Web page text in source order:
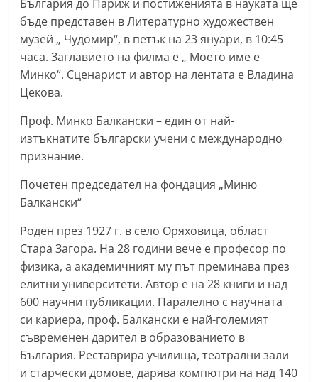
n
l
a
k
n
,
a
z
a
n
a
k
-
България до Париж и постиженията в науката ще
бъде представен в Литературно художествен
музей „ Чудомир“, в петък на 23 януари, в 10:45
часа. Заглавието на филма е „ Моето име е
Минко“. Сценарист и автор на лентата е Владина
Цекова.
Проф. Минко Балкански – един от най-
изтъкнатите български учени с международно
признание.
Почетен председател на фондация „Миню
Балкански“
Роден през 1927 г. в село Оряховица, област
Стара Загора. На 28 години вече е професор по
физика, а академичният му път преминава през
елитни университети. Автор е на 28 книги и над
600 научни публикации. Паралелно с научната
си кариера, проф. Балкански е най-големият
съвременен дарител в образованието в
България. Реставрира училища, театрални зали
и старчески домове, дарява компютри на над 140